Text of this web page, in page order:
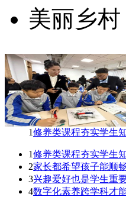
美丽乡村
1修养类课程夯实学生
1修养类课程夯实学生
2家长都希望孩子能顺
3兴趣爱好也是学生重
4数字化素养跨学科才